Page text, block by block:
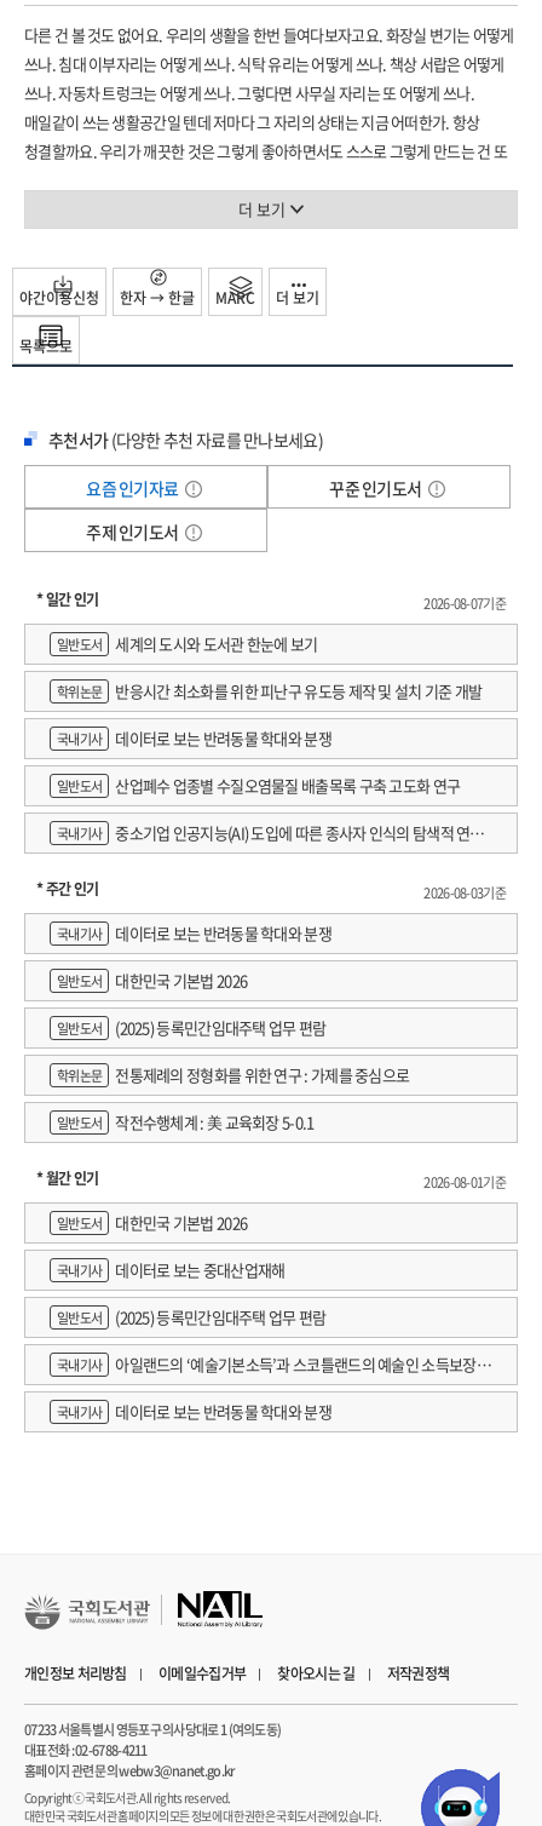
거예요. _「청소」
저는 책을 읽기 전보다 책을 읽은 후에 조금은 나아진 사람이 된 것도 같다고 감히
말씀을 드릴 수 있을 것도 같거든요. _「사색」
대한민국의 전 축구선수, 현 축구 지도자 손웅정 감독의 『나는 읽고 쓰고 버린다』
가 출판사 난다에서 출간되었습니다. 손웅정 감독이 2010년부터 작성해온 독서
노트를 바탕으로 2023년 3월부터 2024년 3월까지 김민정 시인과 진행한 수차례의
일상을 새롭게 바라보게 해주는 신선한 관점, 물고기를 잡아주는 것이 아닌
물고기를 잡는 법을 유머러스하게 넌지시 일러주는 따뜻한 진심이 매력인 책으로
독자는 손웅정 감독과 단둘이 대화를 나누는 듯한 친근함과 그 기저에 자리한
담박한 철학에 깊이 감명받을 것입니다. 삶에서도 운동에서도 평생 치열하게
독서, 사색, 통찰, 행복. 그야말로 “책을 사랑하는 마음으로 인생을 이야기할 때 나눌
수 있는 모든 것”이지요. 이렇게나 바쁜데, 할일이 많은데, 책 읽는 시간이 어디
있냐고 묻는 이들에게 손웅정 감독은 답합니다. 우리는 모두 다 바쁘고 그렇다면 책
읽는 시간을 의도적으로 만들어내야만 한다고요. 성장할 수 있는 유일한 기회인데
인생의 안내서를 받고 태어나는 사람이 없지만 책은 그 역할을 해줄 수 있다고요
(「기본」).
손흥민의 축구 인생을 완벽하게 구축한
아버지 손웅정의 독서 노트, 그 정중앙을 가로지르는 이야기!
2023년 3월 손웅정 감독은 영국에서 그간 작성한 독서 노트 여섯 권을 챙겨
한국으로 돌아왔습니다. 손흥민 선수를 포함해 가족들 가운데 그 누구에게도 이
노트를 보인 적은 단 한 번도 없었지요. 누구에게 보여줄 생각도 없었기에 스스로는
보잘것없다고 겸손히 이야기하지만 그가 독서 노트에 축적해온 시간에는 그가
온몸으로 부딪치며 통과해온 질문들, 난관을 걸림돌이 아니라 디딤돌로 여기게
해준 지혜로운 통찰이 고스란히 담겨 있습니다. 손웅정에게 독서는 자신에게 지금
간절하게 필요한 문장을 찾고 그 통찰을 발판 삼아 지금 처한 상황을 다른 각도에서
바라보려는 시도였습니다. 어떻게 이 세상을 잘 살아나갈 것인가, 책과 저자의
지혜를 빌려 멀리 보고, 깊이 보고, 넓게 보는 노력이었던 것이죠. 그랬기에
손웅정은 노트 필사를 가리켜 자신이 읽고 쓴 것을 몸이 이해하는 과정이었다고
말합니다. 노트가 아니라 자신의 몸에 글씨를 쓰는 일과 같았다고요. 손웅정 감독은
좋은 책을 찾으면 최소 세 번 이상 읽습니다. 처음 읽을 때는 검정 볼펜, 두번째 읽을
때는 파랑 볼펜, 세번째 읽을 때는 빨강 볼펜을 사용해 노트에 옮겨 적습니다. 외울
문장에는 줄을 긋고 사자성어나 새길 단어에는 별 표시를 하고 더 공부할
생각거리들은 메모하며 전투적으로 책을 읽고 노트에 필사합니다. 쓰지 않으면
머릿속에 남지 않는 것이 책이기에 기억에 의존하지 않고 기록으로 남겨둔
것이지요. 그 내용은 역사, 인물, 상식, 고전, 영어, 한문, 운동 등 지금 나에게 필요한
것이 무엇인지 집중하고 필요 없는 걸 버리며 창조적으로 만들어가는 손웅정만의
‘공부’ 그 자체였습니다. 그 공부는 “눈은 나부터 쓰는 거”라는 기본에서부터
출발합니다.
삶이란 성공 말고 가치를 좇는 과정이자
더 나은 사람이 되기 위한 투쟁의 나날이다
거니까요. 평생의 꿈이라면 그거 하나예요. 저는 이기기 위한 뻥 축구는 절대로 안
한번 듣고 싶은 거예요. “야, 참 아름답게 축구한다.” _「코치」
매번 똑같은 상황이 발생하지 않는 축구는 인생의 축소판이라 할 수 있습니다.
순간순간 바뀌는 공간 정황을 빠르게 인지하며 어떤 플레이를 해야 하는지
즉흥적으로 판단해야 합니다. 몸으로 상대와 부딪치면서 계속 생각하고 판단해야
하는 운동장에서처럼, 우리는 삶에서도 실수하고 실패하고 시행착오를 겪으면서
다른 건 볼 것도 없어요. 우리의 생활을 한번 들여다보자고요. 화장실 변기는 어떻게
쓰나. 침대 이부자리는 어떻게 쓰나. 식탁 유리는 어떻게 쓰나. 책상 서랍은 어떻게
쓰나. 자동차 트렁크는 어떻게 쓰나. 그렇다면 사무실 자리는 또 어떻게 쓰나.
매일같이 쓰는 생활공간일 텐데 저마다 그 자리의 상태는 지금 어떠한가. 항상
청결할까요. 우리가 깨끗한 것은 그렇게 좋아하면서도 스스로 그렇게 만드는 건 또
그렇죠. 결국 불편함은 노력이에요. 내가 몸을 움직이지 않으면 아무런 일도
습관이 만들어지고 있다는 얘기잖아요. 처음에 그 노력은 한 사람의 습관을
만들지만, 그다음부터는 그 한 사람을 만들지요. 습관이라는 건 처음에는 얄팍한
거미줄 같아도 시간이 지나면 강철 같은 쇠줄이 되지요. 제가 강연중에 가끔 이런
얘기를 해요. 게으른 자는 하지 않은 일로 평가받고, 부지런한 자는 한 일로
나가죠. 내가 쓸지 그럼 누가 쓸겠어요. 눈은 나부터 쓰는 거예요.(웃음) 말이
끊어졌는데 게으른 사람은요, 떡시루를 옆에 놓고도 굶어 죽어요. _「기본」
사랑은 일시적인 질병이라고, 젊은 남녀가 눈 띵 맞아가지고는 눈먼 채로, 또 눈먼
줄도 모르고서 하는 게 결혼이잖아요. 저도 물론 그랬지만, 부부 역할도 부모 역할도
배우지 못한 채로 우리가 결혼을 하고, 애를 낳고, 그런 상태에서 또 아이를 키우게
된단 말이죠. 그 무지가 얼마나 무시무시한 거냐면요, 어떻게 해야 할지를 모르니까
부모가 제 틀에 제 자식을 딱 끼워 맞춰버리는 거예요. 좀 비약해서 말하자면 그건
부모가 자식을 안 보고 자기를 본다는 거거든요. 그러니 부모가 자식이 무엇을
좋아하고, 또 어떤 꿈을 꾸고 있는지, 어떻게 잘 알 수가 있겠어요. 다만 저의 경우 좀
달랐던 것이 애나 저나 꿈이 축구였잖아요. 여전히 현재진행형이잖아요. 좋은
시범은 백 번의 설명보다 낫다고 제가 할 수 있는 건 아이보다 먼저 운동장에 나와 더
많이 뛰는 일이었어요. _「가정」
더 보기
목록으로
야간이용신청 한자 → 한글 MARC 더 보기
추천서가(다양한 추천 자료를 만나보세요)
요즘 인기자료
꾸준 인기도서
주제 인기도서
* 일간 인기
2026-08-07기준
일반도서
세계의 도시와 도서관 한눈에 보기
학위논문 반응시간 최소화를 위한 피난구 유도등 제작 및 설치 기준 개발
국내기사 데이터로 보는 반려동물 학대와 분쟁
일반도서 산업폐수 업종별 수질오염물질 배출목록 구축 고도화 연구
국내기사
중소기업 인공지능(AI) 도입에 따른 종사자 인식의 탐색적 연구 :
* 주간 인기
2026-08-03기준
국내기사
데이터로 보는 반려동물 학대와 분쟁
일반도서 대한민국 기본법 2026
일반도서 (2025) 등록민간임대주택 업무 편람
학위논문 전통제례의 정형화를 위한 연구 : 가제를 중심으로
일반도서 작전수행체계 : 美 교육회장 5-0.1
* 월간 인기
2026-08-01기준
일반도서
대한민국 기본법 2026
국내기사 데이터로 보는 중대산업재해
일반도서 (2025) 등록민간임대주택 업무 편람
국내기사
아일랜드의 ‘예술기본소득’과 스코틀랜드의 예술인 소득보장정
책 논의
국내기사 데이터로 보는 반려동물 학대와 분쟁
개인정보 처리방침 이메일수집거부 찾아오시는 길 저작권정책
07233 서울특별시 영등포구 의사당대로 1 (여의도동)
대표전화 : 02-6788-4211
홈페이지 관련 문의 webw3@nanet.go.kr
Copyrightⓒ 국회도서관. All rights reserved.
대한민국 국회도서관 홈페이지의 모든 정보에 대한 권한은 국회도서관에 있습니다.